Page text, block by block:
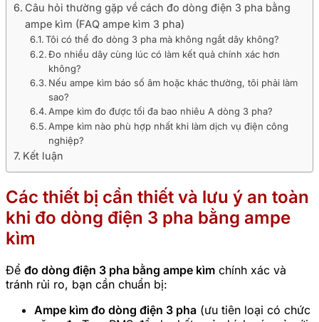
Câu hỏi thường gặp về cách đo dòng điện 3 pha bằng
ampe kìm (FAQ ampe kìm 3 pha)
Tôi có thể đo dòng 3 pha mà không ngắt dây không?
Đo nhiều dây cùng lúc có làm kết quả chính xác hơn
không?
Nếu ampe kìm báo số âm hoặc khác thường, tôi phải làm
sao?
Ampe kìm đo được tối đa bao nhiêu A dòng 3 pha?
Ampe kìm nào phù hợp nhất khi làm dịch vụ điện công
nghiệp?
Kết luận
Các thiết bị cần thiết và lưu ý an toàn
khi đo dòng điện 3 pha bằng ampe
kìm
Để đo dòng điện 3 pha bằng ampe kìm chính xác và
tránh rủi ro, bạn cần chuẩn bị:
Ampe kìm đo dòng điện 3 pha (ưu tiên loại có chức